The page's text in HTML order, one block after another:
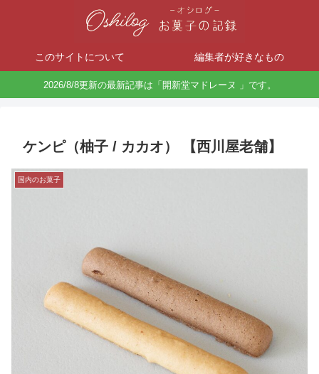
このサイトについて 編集者が好きなもの
2026/8/8更新の最新記事は「開新堂マドレーヌ 」です。
ケンピ（柚子 / カカオ） 【西川屋老舗】
国内のお菓子